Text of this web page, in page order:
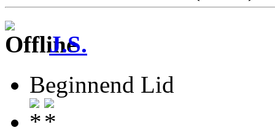
J.S.
Beginnend Lid